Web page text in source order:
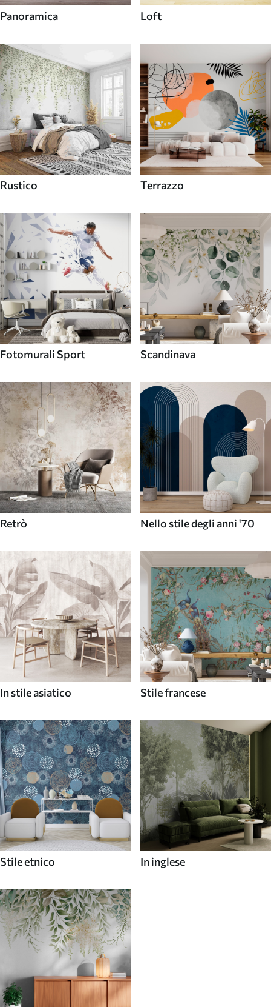
Panoramica Loft
Rustico Terrazzo
Fotomurali Sport Scandinava
Retrò Nello stile degli anni '70
In stile asiatico Stile francese
Stile etnico In inglese